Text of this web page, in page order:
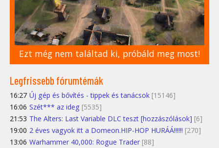
Ezt még nem találtad ki, próbáld meg most!
Legfrissebb fórumtémák
16:27 Új gép és bővítés - tippek és tanácsok [15146]
16:06 Szét*** az ideg [5535]
21:53 The Alters: Last Variable DLC teszt [hozzászólások] [6]
19:00 2 éves vagyok itt a Domeon.HIP-HOP HURÁÁ!!!!!! [270]
13:06 Warhammer 40,000: Rogue Trader [88]